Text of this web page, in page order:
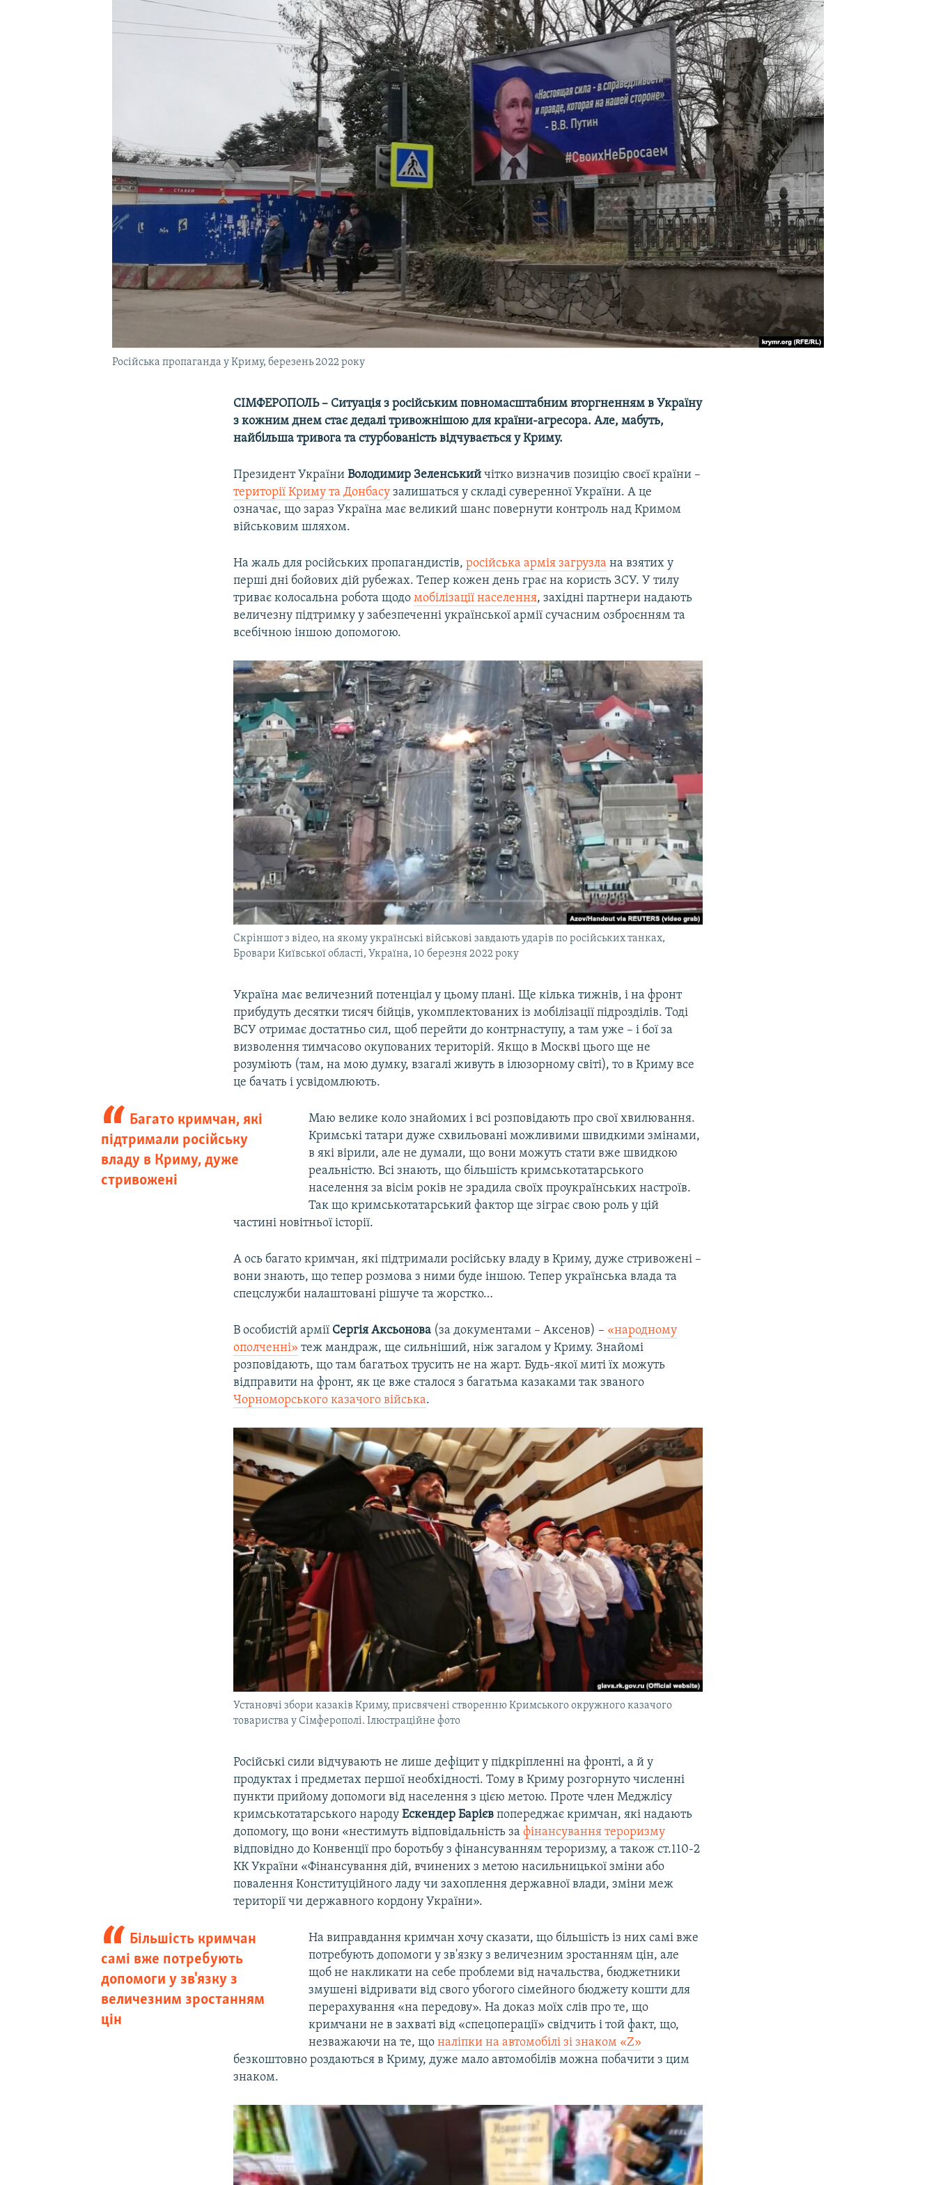
Російська пропаганда у Криму, березень 2022 року
СІМФЕРОПОЛЬ – Ситуація з російським повномасштабним вторгненням в Україну
з кожним днем стає дедалі тривожнішою для країни-агресора. Але, мабуть,
найбільша тривога та стурбованість відчувається у Криму.
Президент УкраїниВолодимир Зеленський чітко визначив позицію своєї країни –
території Криму та Донбасу залишаться у складі суверенної України. А це
означає, що зараз Україна має великий шанс повернути контроль над Кримом
військовим шляхом.
На жаль для російських пропагандистів,російська армія загрузла на взятих у
перші дні бойових дій рубежах. Тепер кожен день грає на користь ЗСУ. У тилу
триває колосальна робота щодомобілізації населення, західні партнери надають
величезну підтримку у забезпеченні української армії сучасним озброєнням та
всебічною іншою допомогою.
Скріншот з відео, на якому українські військові завдають ударів по російських танках,
Бровари Київської області, Україна, 10 березня 2022 року
Україна має величезний потенціал у цьому плані. Ще кілька тижнів, і на фронт
прибудуть десятки тисяч бійців, укомплектованих із мобілізації підрозділів. Тоді
ВСУ отримає достатньо сил, щоб перейти до контрнаступу, а там уже – і бої за
визволення тимчасово окупованих територій. Якщо в Москві цього ще не
розуміють (там, на мою думку, взагалі живуть в ілюзорному світі), то в Криму все
це бачать і усвідомлюють.
Багато кримчан, які
підтримали російську
владу в Криму, дуже
стривожені
Маю велике коло знайомих і всі розповідають про свої хвилювання.
Кримські татари дуже схвильовані можливими швидкими змінами,
в які вірили, але не думали, що вони можуть стати вже швидкою
реальністю. Всі знають, що більшість кримськотатарського
населення за вісім років не зрадила своїх проукраїнських настроїв.
Так що кримськотатарський фактор ще зіграє свою роль у цій
частині новітньої історії.
А ось багато кримчан, які підтримали російську владу в Криму, дуже стривожені –
вони знають, що тепер розмова з ними буде іншою. Тепер українська влада та
спецслужби налаштовані рішуче та жорстко…
В особистій армії Сергія Аксьонова (за документами – Аксенов) – «народному
ополченні» теж мандраж, ще сильніший, ніж загалом у Криму. Знайомі
розповідають, що там багатьох трусить не на жарт. Будь-якої миті їх можуть
відправити на фронт, як це вже сталося з багатьма казаками так званого
Чорноморського казачого війська.
Установчі збори казаків Криму, присвячені створенню Кримського окружного казачого
товариства у Сімферополі. Ілюстраційне фото
Російські сили відчувають не лише дефіцит у підкріпленні на фронті, а й у
продуктах і предметах першої необхідності. Тому в Криму розгорнуто численні
пункти прийому допомоги від населення з цією метою. Проте член Меджлісу
кримськотатарського народуЕскендер Барієв попереджає кримчан, які надають
допомогу, що вони «нестимуть відповідальність зафінансування тероризму
відповідно до Конвенції про боротьбу з фінансуванням тероризму, а також ст.110-2
КК України «Фінансування дій, вчинених з метою насильницької зміни або
повалення Конституційного ладу чи захоплення державної влади, зміни меж
території чи державного кордону України».
Більшість кримчан
самі вже потребують
допомоги у зв'язку з
величезним зростанням
цін
На виправдання кримчан хочу сказати, що більшість із них самі вже
потребують допомоги у зв'язку з величезним зростанням цін, але
щоб не накликати на себе проблеми від начальства, бюджетники
змушені відривати від свого убогого сімейного бюджету кошти для
перерахування «на передову». На доказ моїх слів про те, що
кримчани не в захваті від «спецоперації» свідчить і той факт, що,
незважаючи на те, що наліпки на автомобілі зі знаком «Z»
безкоштовно роздаються в Криму, дуже мало автомобілів можна побачити з цим
знаком.